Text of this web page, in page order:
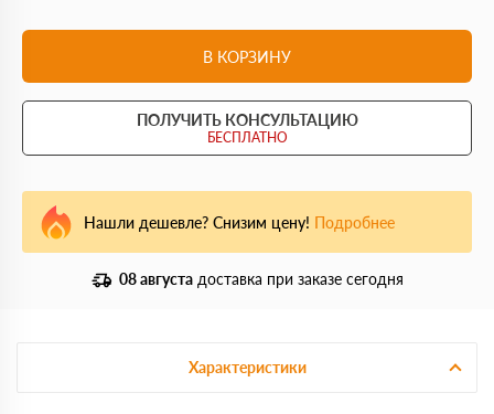
В КОРЗИНУ
ПОЛУЧИТЬ КОНСУЛЬТАЦИЮ
БЕСПЛАТНО
Нашли дешевле? Снизим цену! Подробнее
08 августа доставка при заказе сегодня
Характеристики